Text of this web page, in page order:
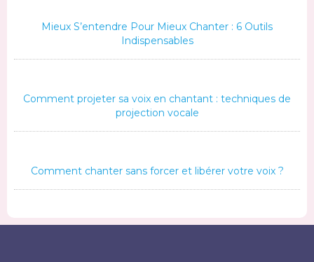
Mieux S’entendre Pour Mieux Chanter : 6 Outils
Indispensables
Comment projeter sa voix en chantant : techniques de
projection vocale
Comment chanter sans forcer et libérer votre voix ?